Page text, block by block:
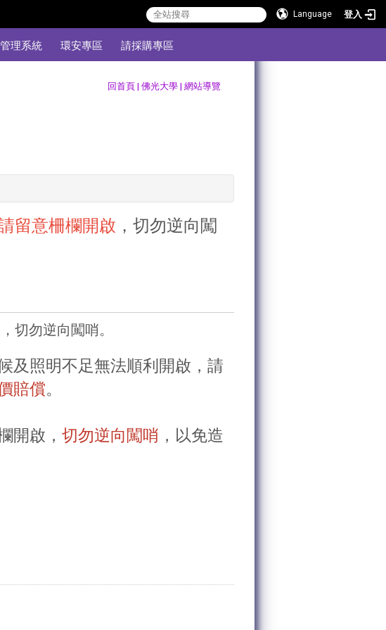
Language 登入
理系統 環安專區 請採購專區
回首頁| 佛光大學| 網站導覽
留意柵欄開啟 ，切勿逆向闖
切勿逆向闖哨。
及照明不足無法順利開啟，請
賠償。
開啟，切勿逆向闖哨 ，以免造